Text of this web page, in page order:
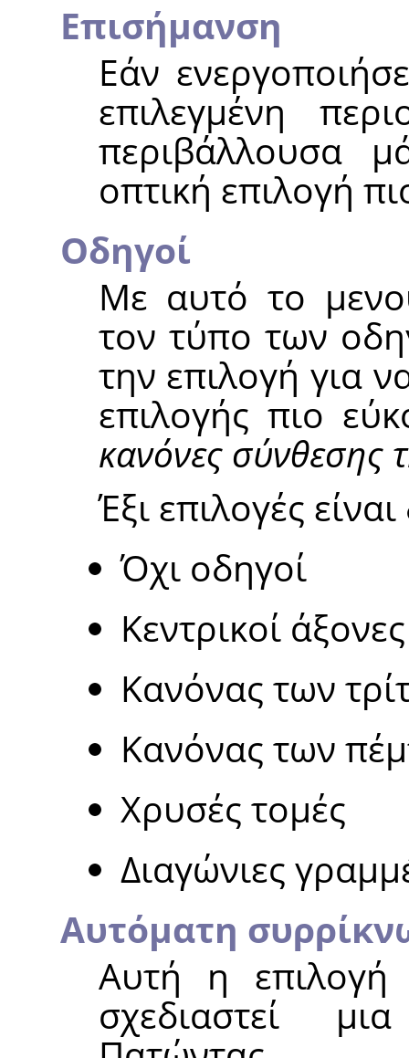
Επισήμανση
Εάν
επιλεγμένη
περιβάλλουσα
οπτική επιλογή
Οδηγοί
Με αυτό το
τον τύπο των
την επιλογή για
επιλογής πιο
κανόνες σύνθεσης
Έξι επιλογές
Όχι οδηγοί
Κεντρικοί άξονες
Κανόνας των
Κανόνας των
Χρυσές τομές
Διαγώνιες
Αυτόματη
Αυτή η επιλογή
σχεδιαστεί